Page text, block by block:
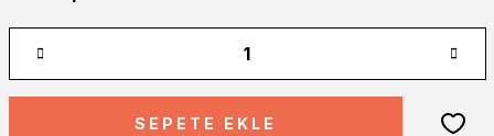
SEPETE EKLE